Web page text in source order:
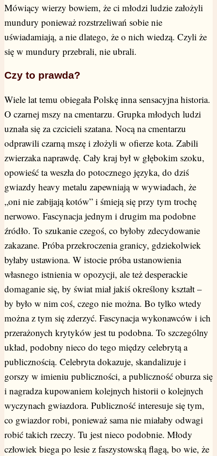
Mówiący wierzy bowiem, że ci młodzi ludzie założyli
mundury ponieważ rozstrzeliwań sobie nie
uświadamiają, a nie dlatego, że o nich wiedzą. Czyli że
się w mundury przebrali, nie ubrali.
Czy to prawda?
Wiele lat temu obiegała Polskę inna sensacyjna historia.
O czarnej mszy na cmentarzu. Grupka młodych ludzi
uznała się za czcicieli szatana. Nocą na cmentarzu
odprawili czarną mszę i złożyli w ofierze kota. Zabili
zwierzaka naprawdę. Cały kraj był w głębokim szoku,
opowieść ta weszła do potocznego języka, do dziś
gwiazdy heavy metalu zapewniają w wywiadach, że
„oni nie zabijają kotów” i śmieją się przy tym trochę
nerwowo. Fascynacja jednym i drugim ma podobne
źródło. To szukanie czegoś, co byłoby zdecydowanie
zakazane. Próba przekroczenia granicy, gdziekolwiek
byłaby ustawiona. W istocie próba ustanowienia
własnego istnienia w opozycji, ale też desperackie
domaganie się, by świat miał jakiś określony kształt –
by było w nim coś, czego nie można. Bo tylko wtedy
można z tym się zderzyć. Fascynacja wykonawców i ich
przerażonych krytyków jest tu podobna. To szczególny
układ, podobny nieco do tego między celebrytą a
publicznością. Celebryta dokazuje, skandalizuje i
gorszy w imieniu publiczności, a publiczność oburza się
i nagradza kupowaniem kolejnych historii o kolejnych
wyczynach gwiazdora. Publiczność interesuje się tym,
co gwiazdor robi, ponieważ sama nie miałaby odwagi
robić takich rzeczy. Tu jest nieco podobnie. Młody
człowiek biega po lesie z faszystowską flagą, bo wie, że